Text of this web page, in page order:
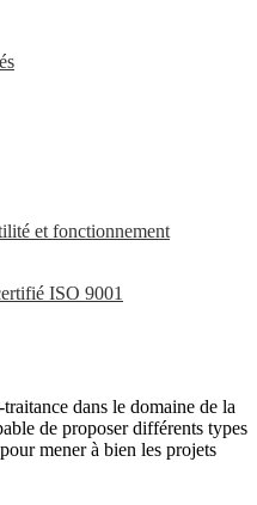
et fonctionnement
ISO 9001
dans le domaine de la
de proposer différents types
mener à bien les projets